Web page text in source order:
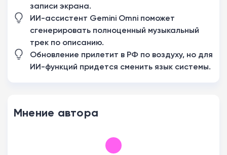
записи экрана.
ИИ-ассистент Gemini Omni поможет
сгенерировать полноценный музыкальный
трек по описанию.
Обновление прилетит в РФ по воздуху, но для
ИИ-функций придется сменить язык системы.
Мнение автора